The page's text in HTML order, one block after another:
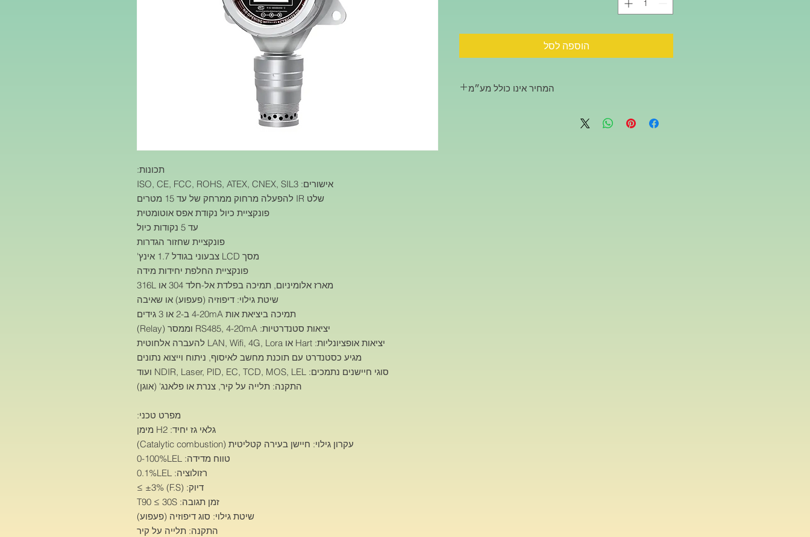
תכונות:
אישורים: ISO, CE, FCC, ROHS, ATEX, CNEX, SIL3
שלט IR להפעלה מרחוק ממרחק של עד 15 מטרים
פונקציית כיול נקודת אפס אוטומטית
עד 5 נקודות כיול
פונקציית שחזור הגדרות
מסך LCD צבעוני בגודל 1.7 אינץ'
פונקציית החלפת יחידות מידה
מארז אלומיניום, תמיכה בפלדת אל-חלד 304 או 316L
שיטת גילוי: דיפוזיה (פעפוע) או שאיבה
תמיכה ביציאת אות 4-20mA ב-2 או 3 גידים
יציאות סטנדרטיות: RS485, 4-20mA וממסר (Relay)
יציאות אופציונליות: Hart או LAN, Wifi, 4G, Lora להעברה אלחוטית
מגיע כסטנדרט עם תוכנת מחשב לאיסוף, ניתוח וייצוא נתונים
סוגי חיישנים נתמכים: NDIR, Laser, PID, EC, TCD, MOS, LEL ועוד
התקנה: תלייה על קיר, צנרת או פלאנג' (אוגן)
מפרט טכני:
גלאי גז יחיד: H2 מימן
עקרון גילוי: חיישן בעירה קטליטית (Catalytic combustion)
טווח מדידה: 0-100%LEL
רזולוציה: 0.1%LEL
דיוק: (F.S) ±3% ≥
זמן תגובה: T90 ≤ 30S
שיטת גילוי: סוג דיפוזיה (פעפוע)
התקנה: תלייה על קיר
הוספה לסל
המחיר אינו כולל מע״מ